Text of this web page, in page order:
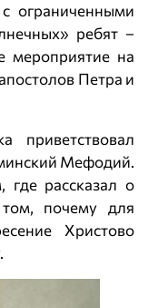
ограниченными
ребят –
мероприятие на
Петра и
приветствовал
Мефодий.
где рассказал о
почему для
Христово